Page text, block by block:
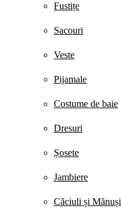
Fustițe
Sacouri
Veste
Pijamale
Costume de baie
Dresuri
Șosete
Jambiere
Căciuli și Mănuși